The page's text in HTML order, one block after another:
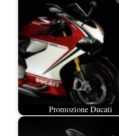
Promozione Ducati